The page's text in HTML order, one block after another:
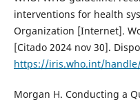
interventions for health
Organization [Internet].
[Citado 2024 nov 30].
https://iris.who.int/handle/
Morgan H. Conducting a